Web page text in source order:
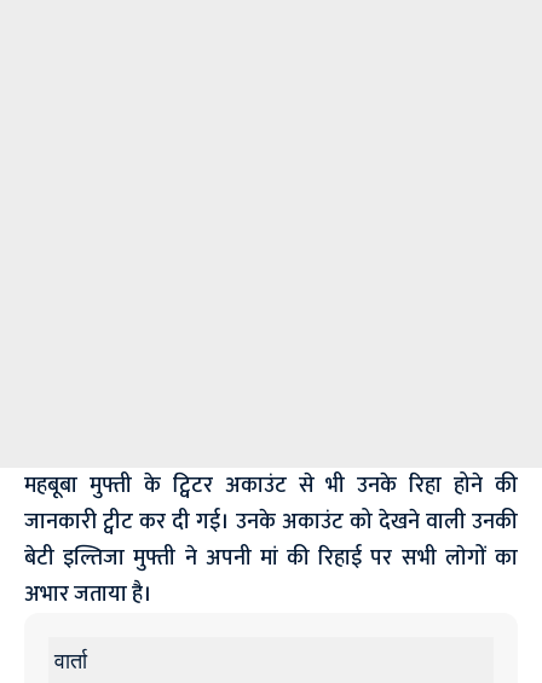
महबूबा मुफ्ती के ट्विटर अकाउंट से भी उनके रिहा होने की
जानकारी ट्वीट कर दी गई। उनके अकाउंट को देखने वाली उनकी
बेटी इल्तिजा मुफ्ती ने अपनी मां की रिहाई पर सभी लाेगों का
अभार जताया है।
वार्ता